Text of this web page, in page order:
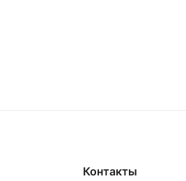
Контакты